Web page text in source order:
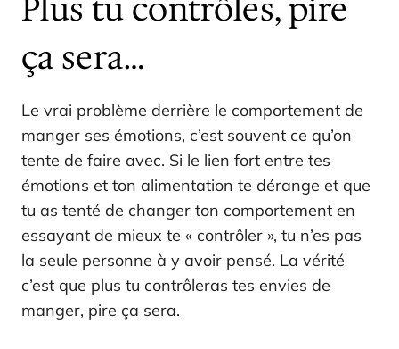
Plus tu contrôles, pire
ça sera…
Le vrai problème derrière le comportement de
manger ses émotions, c’est souvent ce qu’on
tente de faire avec. Si le lien fort entre tes
émotions et ton alimentation te dérange et que
tu as tenté de changer ton comportement en
essayant de mieux te « contrôler », tu n’es pas
la seule personne à y avoir pensé. La vérité
c’est que plus tu contrôleras tes envies de
manger, pire ça sera.